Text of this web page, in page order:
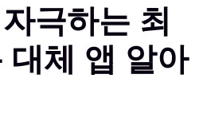
극하는 최
대체 앱 알아